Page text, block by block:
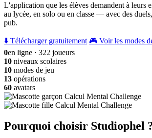
L'application que les élèves demandent à leurs
au lycée, en solo ou en classe — avec des
pub.
⬇️ Télécharger gratuitement 🎮 Voir les modes
0en ligne · 322 joueurs
10 niveaux scolaires
10 modes de jeu
13 opérations
60 avatars
Pourquoi choisir Studiophel